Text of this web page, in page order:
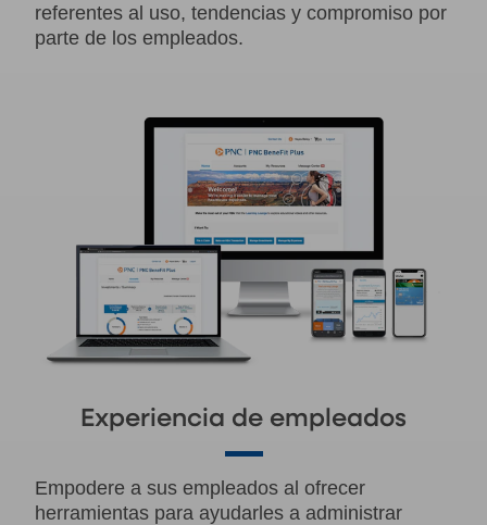
referentes al uso, tendencias y compromiso por
parte de los empleados.
Experiencia de empleados
Empodere a sus empleados al ofrecer
herramientas para ayudarles a administrar